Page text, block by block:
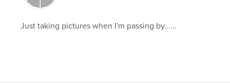
Just taking pictures when I'm passing by......